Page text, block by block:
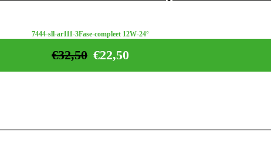
7444-sll-ar111-3Fase-compleet 12W-24°
€22,50
€32,50